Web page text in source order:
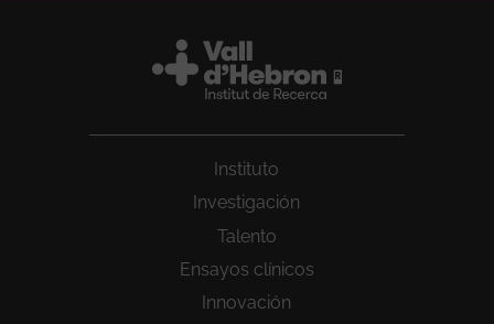
Instituto
Investigación
Talento
Ensayos clínicos
Innovación